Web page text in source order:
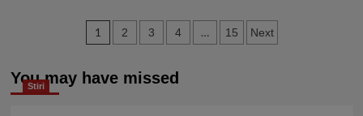
divorț:
„Circul
prosteala
aduc
Botezatu
Budi,
Paginație
1 2 3 4 … 15 Next
You may have missed
Stiri